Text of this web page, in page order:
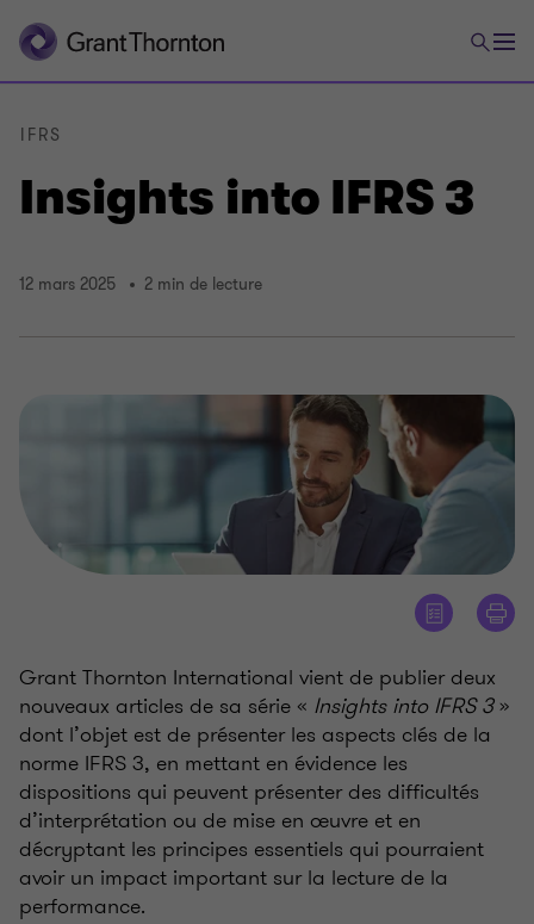
Insights into IFRS 3
IFRS
12 mars 2025 2 min de lecture
Grant Thornton International vient de publier deux
nouveaux articles de sa série « Insights into IFRS 3»
dont l’objet est de présenter les aspects clés de la
norme IFRS 3, en mettant en évidence les
dispositions qui peuvent présenter des difficultés
d’interprétation ou de mise en œuvre et en
décryptant les principes essentiels qui pourraient
avoir un impact important sur la lecture de la
performance.